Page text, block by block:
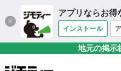
アプリならお得
インストール
地元の掲示